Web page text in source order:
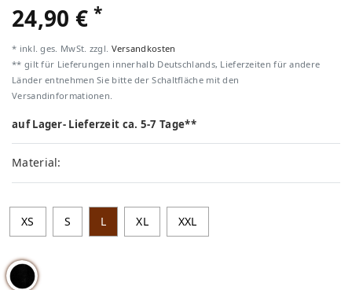
24,90 €*
* inkl. ges. MwSt. zzgl. Versandkosten
** gilt für Lieferungen innerhalb Deutschlands, Lieferzeiten für andere
Länder entnehmen Sie bitte der Schaltfläche mit den
Versandinformationen.
auf Lager- Lieferzeit ca. 5-7 Tage**
Material:
XS S L XL XXL